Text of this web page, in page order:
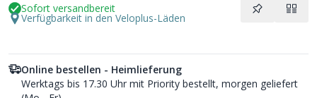
Sofort versandbereit
Verfügbarkeit in den Veloplus-Läden
Online bestellen - Heimlieferung
Werktags bis 17.30 Uhr mit Priority bestellt, morgen geliefert